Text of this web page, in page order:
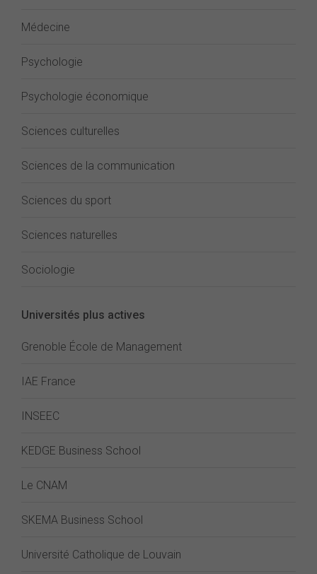
Médecine
Psychologie
Psychologie économique
Sciences culturelles
Sciences de la communication
Sciences du sport
Sciences naturelles
Sociologie
Universités plus actives
Grenoble École de Management
IAE France
INSEEC
KEDGE Business School
Le CNAM
SKEMA Business School
Université Catholique de Louvain